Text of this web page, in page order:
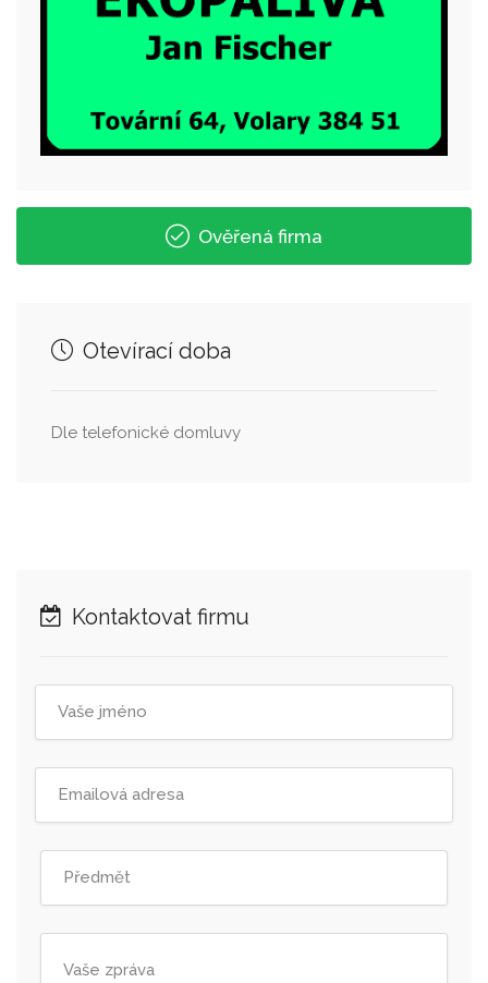
Ověřená firma
Otevírací doba
Dle telefonické domluvy
Kontaktovat firmu